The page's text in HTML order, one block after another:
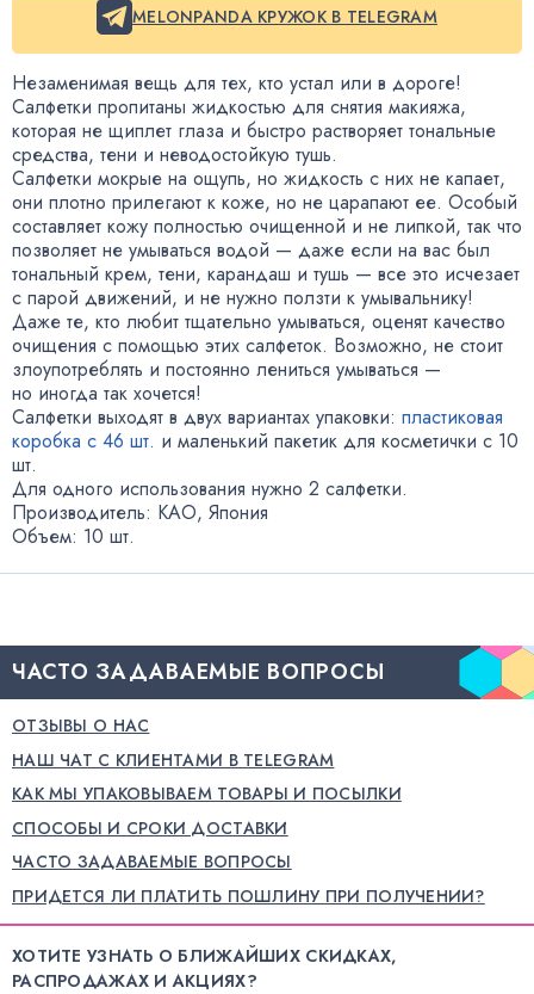
MELONPANDA КРУЖОК В TELEGRAM
Незаменимая вещь для тех, кто устал или в дороге!
Салфетки пропитаны жидкостью для снятия макияжа,
которая не щиплет глаза и быстро растворяет тональные
средства, тени и неводостойкую тушь.
Салфетки мокрые на ощупь, но жидкость с них не капает,
они плотно прилегают к коже, но не царапают ее. Особый
составляет кожу полностью очищенной и не липкой, так что
позволяет не умываться водой — даже если на вас был
тональный крем, тени, карандаш и тушь — все это исчезает
с парой движений, и не нужно ползти к умывальнику!
Даже те, кто любит тщательно умываться, оценят качество
очищения с помощью этих салфеток. Возможно, не стоит
злоупотреблять и постоянно лениться умываться —
но иногда так хочется!
Салфетки выходят в двух вариантах упаковки: пластиковая
коробка с 46 шт. и маленький пакетик для косметички с 10
шт.
Для одного использования нужно 2 салфетки.
Производитель: KAO, Япония
Объем: 10 шт.
ЧАСТО ЗАДАВАЕМЫЕ ВОПРОСЫ
ОТЗЫВЫ О НАС
НАШ ЧАТ С КЛИЕНТАМИ В TELEGRAM
КАК МЫ УПАКОВЫВАЕМ ТОВАРЫ И ПОСЫЛКИ
СПОСОБЫ И СРОКИ ДОСТАВКИ
ЧАСТО ЗАДАВАЕМЫЕ ВОПРОСЫ
ПРИДЕТСЯ ЛИ ПЛАТИТЬ ПОШЛИНУ ПРИ ПОЛУЧЕНИИ?
ХОТИТЕ УЗНАТЬ О БЛИЖАЙШИХ СКИДКАХ,
РАСПРОДАЖАХ И АКЦИЯХ?